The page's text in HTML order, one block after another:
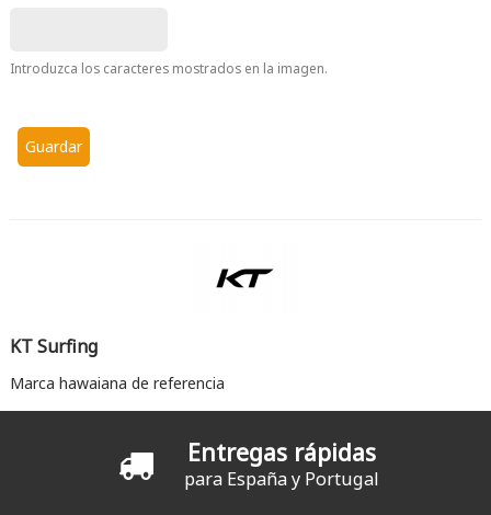
Introduzca los caracteres mostrados en la imagen.
KT Surfing
Marca hawaiana de referencia
Entregas rápidas
para España y Portugal